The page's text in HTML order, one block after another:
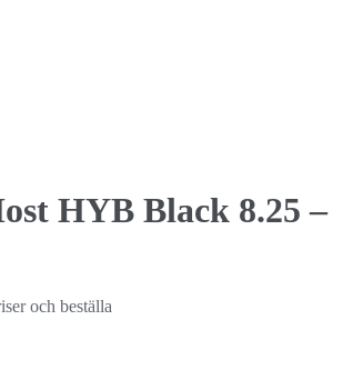
HYB Black 8.25 –
och beställa